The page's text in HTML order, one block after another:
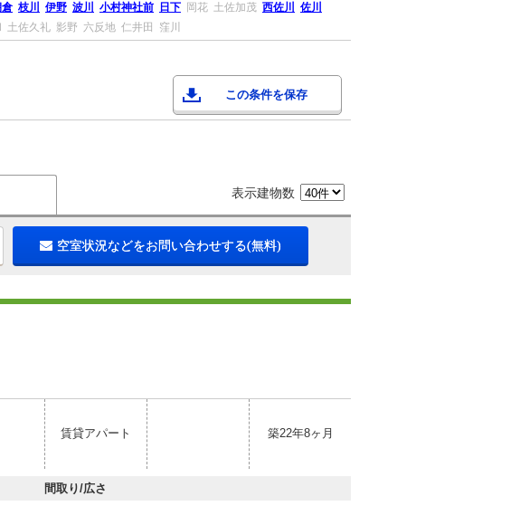
枝川 伊野 波川 小村神社前 日下 岡花 土佐加茂 西佐川
佐川
土佐久礼 影野 六反地 仁井田 窪川
この条件を保存
表示建物数
空室状況などをお問い合わせする(無料)
賃貸アパート 築22年8ヶ月
間取り/広さ